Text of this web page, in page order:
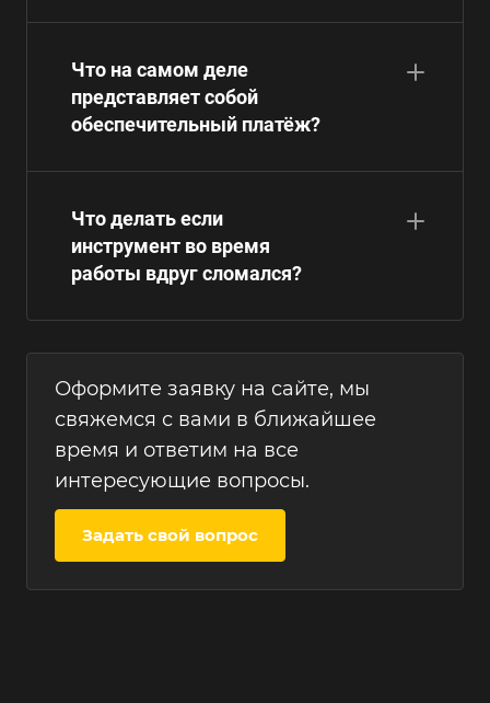
Что на самом деле
представляет собой
обеспечительный платёж?
Что делать если
инструмент во время
работы вдруг сломался?
Оформите заявку на сайте, мы
свяжемся с вами в ближайшее
время и ответим на все
интересующие вопросы.
Задать свой вопрос